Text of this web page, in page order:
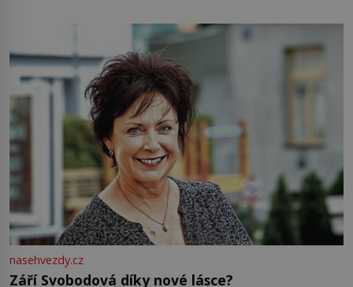
Jsme spolu moc rádi Tehdy byla jiná doba, když
nasehvezdy.cz
Září Svobodová díky nové lásce?